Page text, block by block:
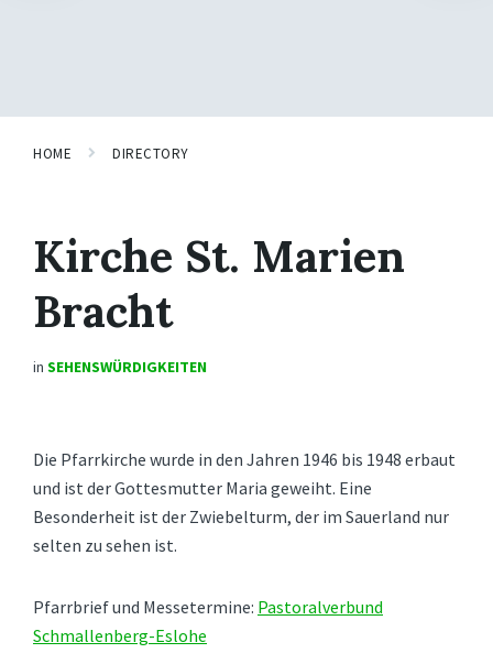
HOME DIRECTORY
Kirche St. Marien
Bracht
in SEHENSWÜRDIGKEITEN
Die Pfarrkirche wurde in den Jahren 1946 bis 1948 erbaut
und ist der Gottesmutter Maria geweiht. Eine
Besonderheit ist der Zwiebelturm, der im Sauerland nur
selten zu sehen ist.
Pfarrbrief und Messetermine: Pastoralverbund
Schmallenberg-Eslohe